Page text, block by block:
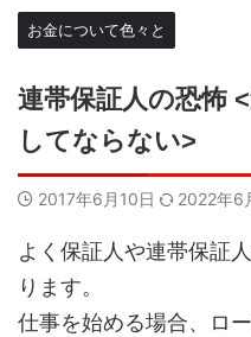
お金について色々と
連帯保証人の恐怖
してならない>
2017年6月10日 2022年6
よく保証人や連帯保証
ります。
仕事を始める場合、ロ